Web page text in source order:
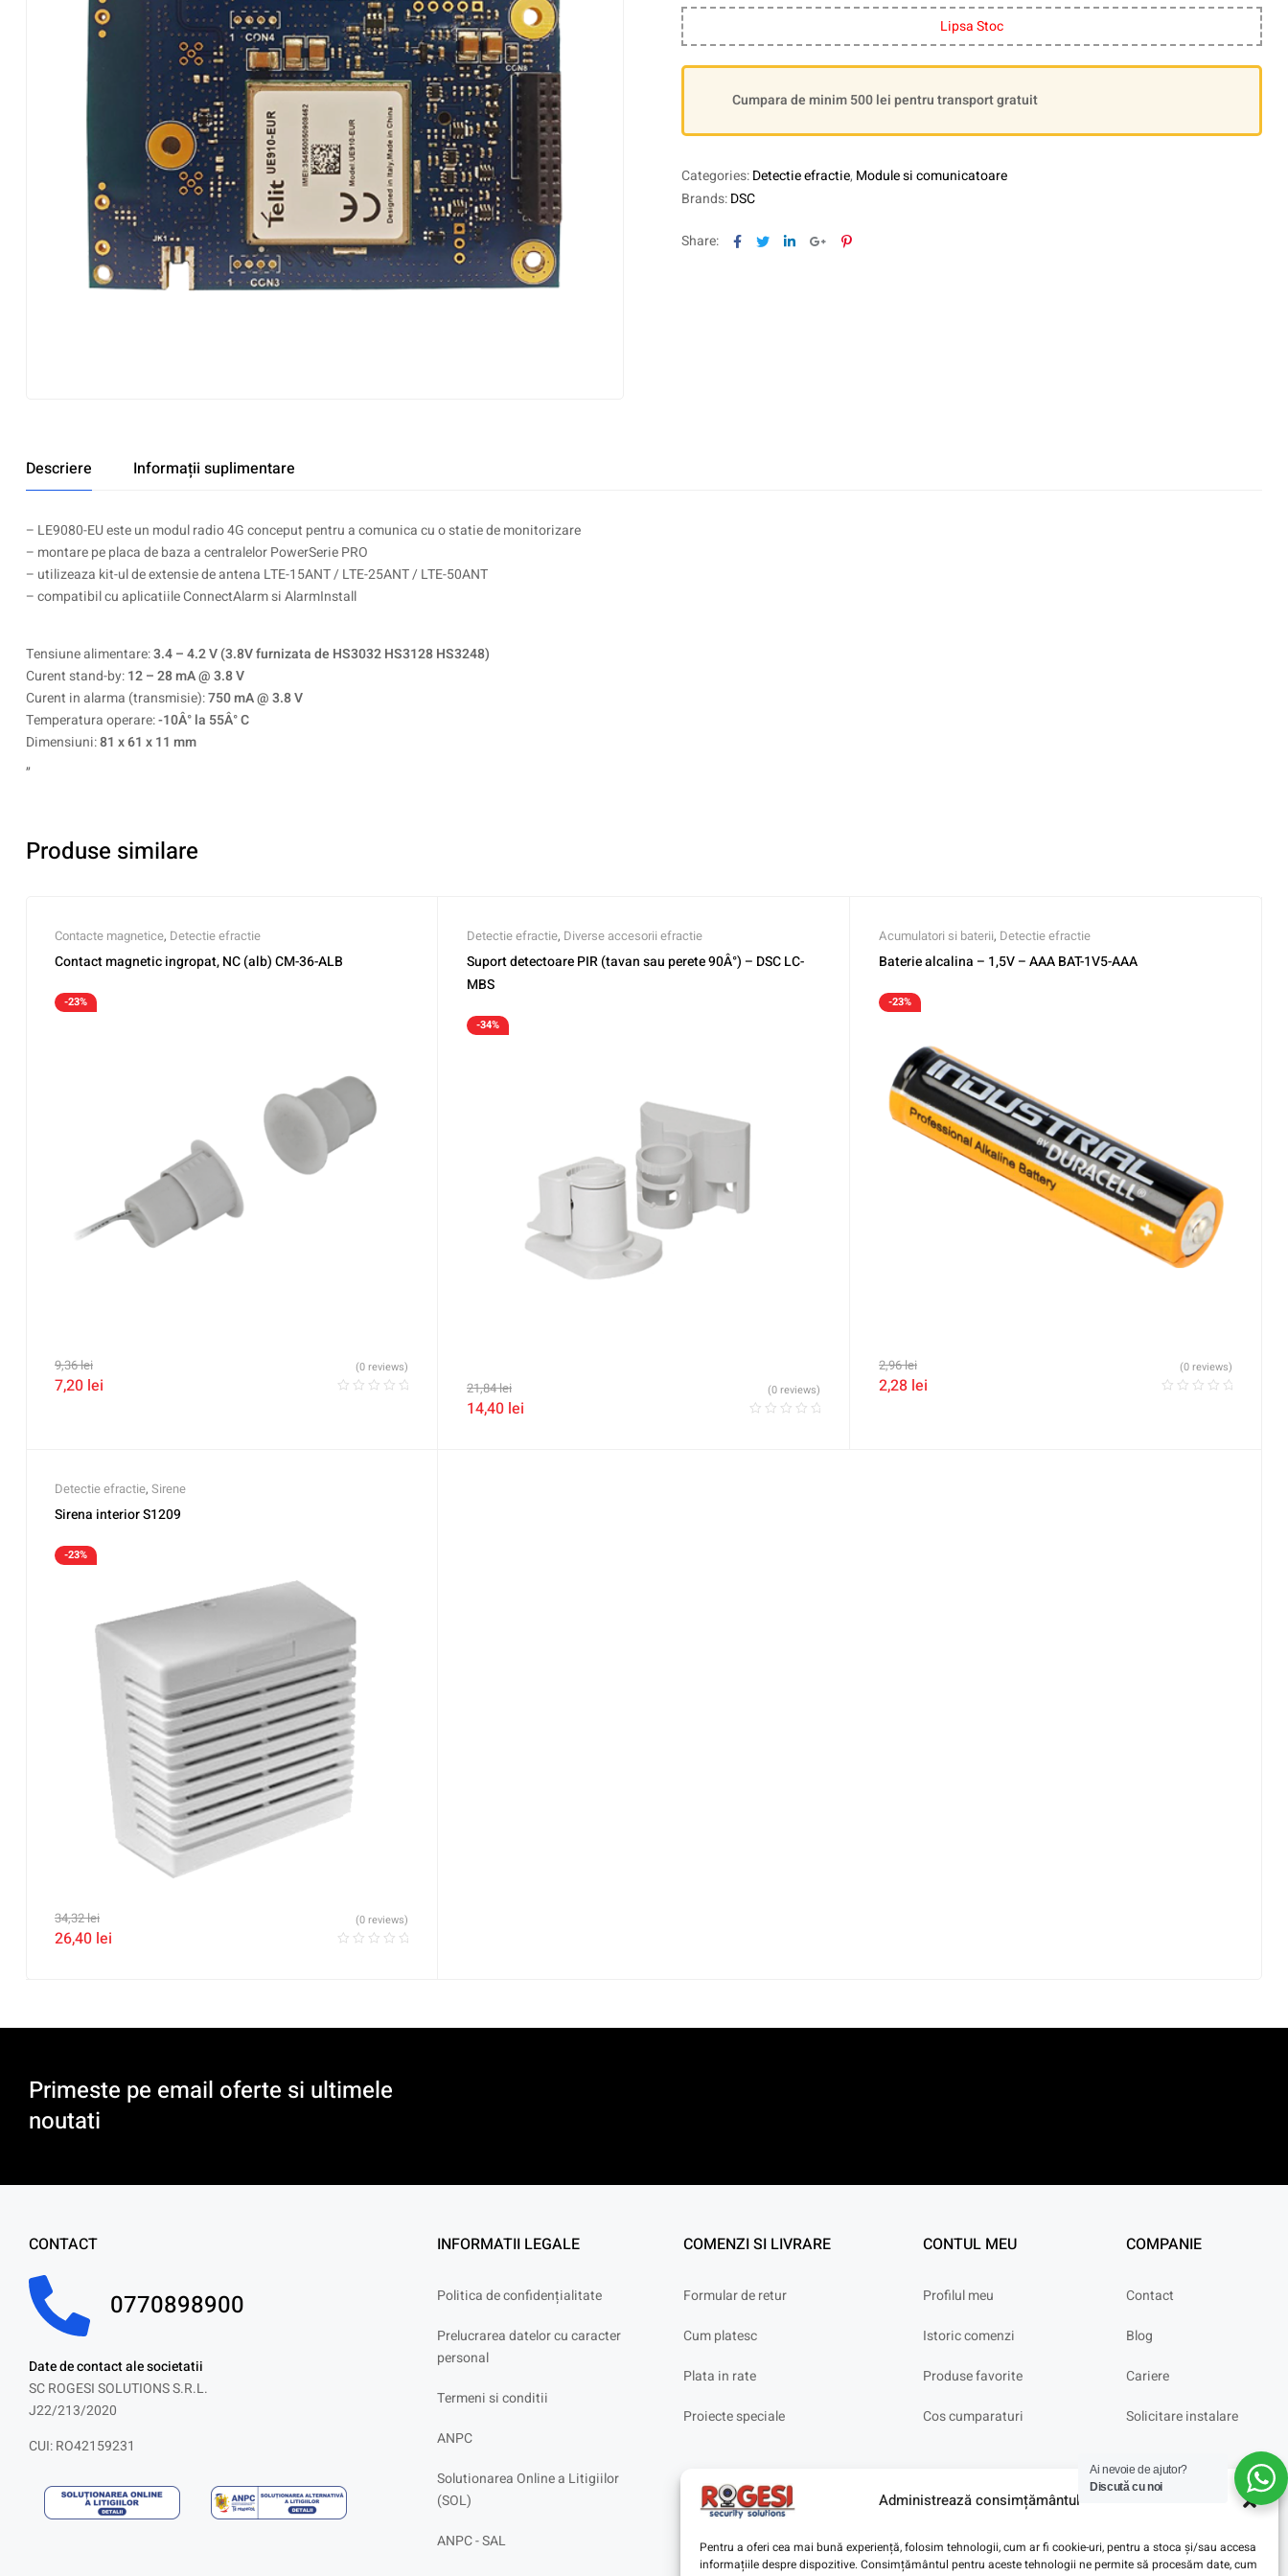
Administrează consimțământul
Pentru a oferi cea mai bună experiență, folosim tehnologii, cum ar fi cookie-uri, pentru a stoca și/sau accesa
informațiile despre dispozitive. Consimțământul pentru aceste tehnologii ne permite să procesăm date, cum
Lipsa Stoc
Cumpara de minim 500 lei pentru transport gratuit
Categories:Detectie efractie, Module si comunicatoare
Brands:DSC
Share: Facebook
TwitterLinkedinGoogle+Pinterest
Descriere Informații suplimentare
– LE9080-EU este un modul radio 4G conceput pentru a comunica cu o statie de monitorizare
– montare pe placa de baza a centralelor PowerSerie PRO
– utilizeaza kit-ul de extensie de antena LTE-15ANT / LTE-25ANT / LTE-50ANT
– compatibil cu aplicatiile ConnectAlarm si AlarmInstall
Tensiune alimentare:3.4 – 4.2 V (3.8V furnizata de HS3032 HS3128 HS3248)
Curent stand-by:12 – 28 mA @ 3.8 V
Curent in alarma (transmisie):750 mA @ 3.8 V
Temperatura operare:-10Â° la 55Â° C
Dimensiuni:81 x 61 x 11 mm
„
Produse similare
Contacte magnetice, Detectie efractie
Contact magnetic ingropat, NC (alb) CM-36-ALB
-23%
9,36lei
7,20 lei
(0 reviews)
Detectie efractie, Diverse accesorii efractie
Suport detectoare PIR (tavan sau perete 90Â°) – DSC LC-
MBS
-34%
21,84lei
14,40 lei
(0 reviews)
Acumulatori si baterii, Detectie efractie
Baterie alcalina – 1,5V – AAA BAT-1V5-AAA
-23%
2,96lei
2,28 lei
(0 reviews)
Detectie efractie, Sirene
Sirena interior S1209
-23%
34,32lei
26,40 lei
(0 reviews)
Primeste pe email oferte si ultimele
noutati
CONTACT
0770898900
Date de contact ale societatii
SC ROGESI SOLUTIONS S.R.L.
J22/213/2020
CUI: RO42159231
INFORMATII LEGALE
Politica de confidențialitate
Prelucrarea datelor cu caracter
personal
Termeni si conditii
ANPC
Solutionarea Online a Litigiilor
(SOL)
ANPC - SAL
COMENZI SI LIVRARE
Formular de retur
Cum platesc
Plata in rate
Proiecte speciale
CONTUL MEU
Profilul meu
Istoric comenzi
Produse favorite
Cos cumparaturi
COMPANIE
Contact
Blog
Cariere
Solicitare instalare
Ai nevoie de ajutor?
Discută cu noi